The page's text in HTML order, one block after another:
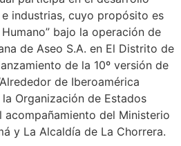
industrias, cuyo propósito es
bajo la operación de
de Aseo S.A. en El Distrito de
de la 10º versión de
de Iberoamérica
Organización de Estados
acompañamiento del Ministerio
y La Alcaldía de La Chorrera.